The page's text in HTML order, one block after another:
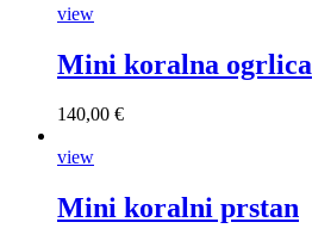
view
Mini koralna ogrlica
140,00 €
view
Mini koralni prstan